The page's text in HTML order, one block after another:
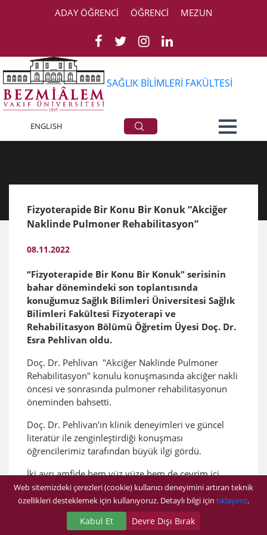
ADAY ÖĞRENCİ ÖĞRENCİ MEZUN
SAĞLIK BİLİMLERİ FAKÜLTESİ
ENGLISH Duyurular
Fizyoterapide Bir Konu Bir Konuk “Akciğer
Naklinde Pulmoner Rehabilitasyon”
08.11.2022
“Fizyoterapide Bir Konu Bir Konuk" serisinin
bahar dönemindeki son toplantısında
konuğumuz Sağlık Bilimleri Üniversitesi Sağlık
Bilimleri Fakültesi Fizyoterapi ve
Rehabilitasyon Bölümü Öğretim Üyesi Doç. Dr.
Esra Pehlivan oldu.
Doç. Dr. Pehlivan "Akciğer Naklinde Pulmoner
Rehabilitasyon" konulu konuşmasında akciğer nakli
öncesi ve sonrasında pulmoner rehabilitasyonun
öneminden bahsetti.
Doç. Dr. Pehlivan'ın klinik deneyimleri ve güncel
literatür ile zenginleştirdiği konuşması
öğrencilerimiz tarafından büyük ilgi gördü.
İki ayrı amfide hem yüz yüze hem de çevrim içi
olarak gerçekleştirilen toplantı, katılımcıların
soruları ve teşekkür belgesinin takdimi ile son
Web sitemizdeki çerezleri (cookie) kullanıcı deneyimini artıran teknik
özellikleri desteklemek için kullanıyoruz. Detaylı bilgi için tıklayınız.
Kabul Et Devre Dışı Bırak